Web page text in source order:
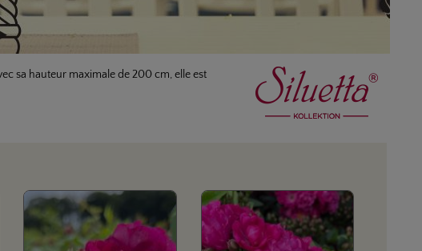
sa hauteur maximale de 200 cm, elle est